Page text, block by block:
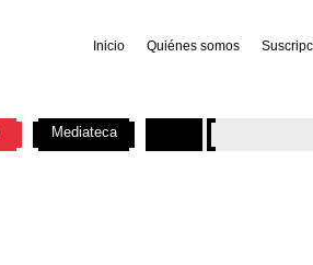
Inicio Quiénes somos
Mediateca